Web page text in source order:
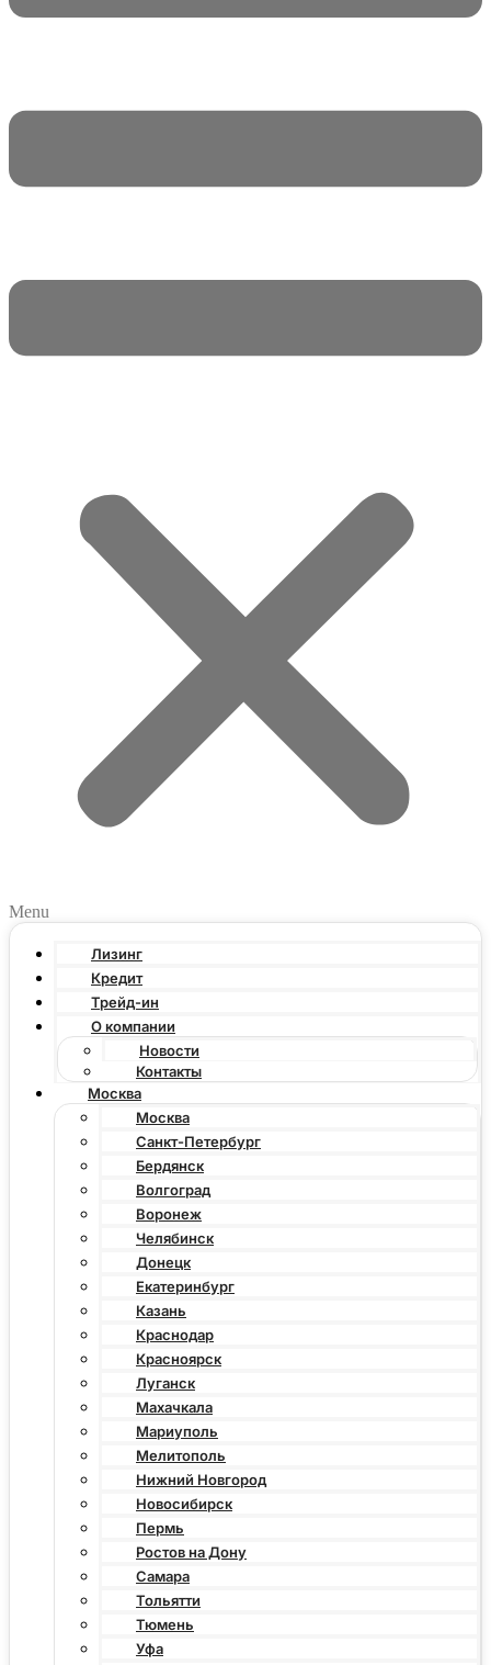
Menu
Лизинг
Кредит
Трейд-ин
О компании
Новости
Контакты
Москва
Москва
Санкт-Петербург
Бердянск
Волгоград
Воронеж
Челябинск
Донецк
Екатеринбург
Казань
Краснодар
Красноярск
Луганск
Махачкала
Мариуполь
Мелитополь
Нижний Новгород
Новосибирск
Пермь
Ростов на Дону
Самара
Тольятти
Тюмень
Уфа